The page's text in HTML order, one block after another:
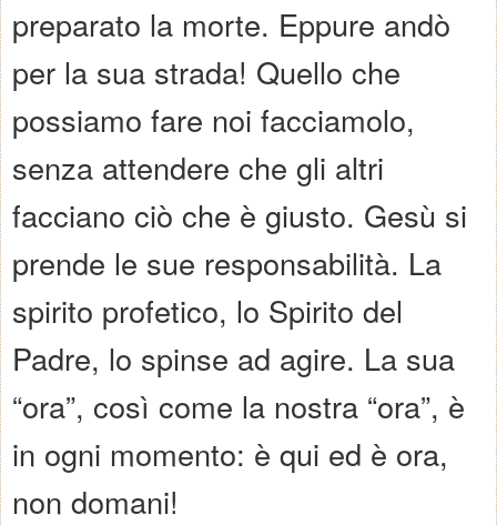
preparato la morte. Eppure andò
per la sua strada! Quello che
possiamo fare noi facciamolo,
senza attendere che gli altri
facciano ciò che è giusto. Gesù si
prende le sue responsabilità. La
spirito profetico, lo Spirito del
Padre, lo spinse ad agire. La sua
“ora”, così come la nostra “ora”, è
in ogni momento: è qui ed è ora,
non domani!